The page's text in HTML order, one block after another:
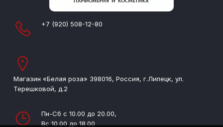
+7 (920) 508-12-80
Магазин «Белая роза» 398016, Россия, г.Липецк, ул.
Терешковой, д.2
Пн-Сб с 10.00 до 20.00,
Вс 10.00 до 18.00